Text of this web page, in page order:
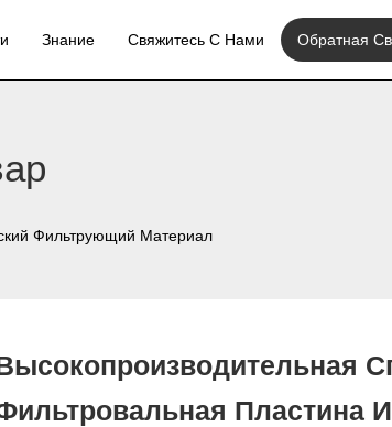
Знание Свяжитесь С Нами Обратная
Фильтрующий Материал
Пластина